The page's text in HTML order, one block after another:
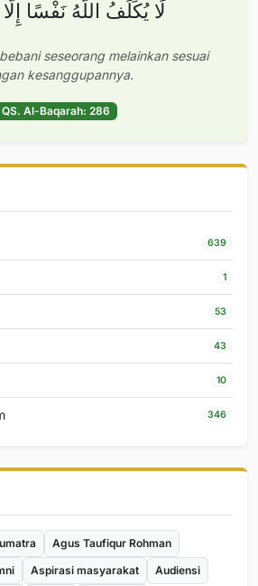
لَا يُكَلِّفُ اللَّهُ نَفْسًا
seseorang melainkan sesuai
kesanggupannya.
QS. Al-Baqarah: 286
639
1
53
43
10
346
Agus Taufiqur Rohman
Aspirasi masyarakat
Audiensi